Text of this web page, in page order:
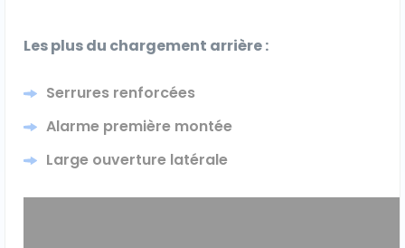
Les plus du chargement arrière :
Serrures renforcées
Alarme première montée
Large ouverture latérale